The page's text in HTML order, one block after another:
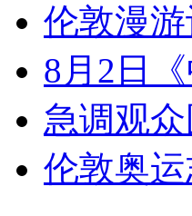
女孩北京地铁殴打老
无痛分娩是否安全 医
伦敦漫
8月2日《
急调观
伦敦奥